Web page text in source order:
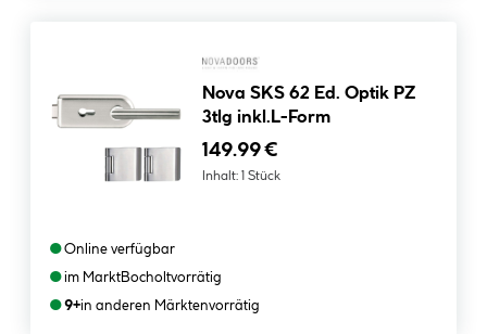
Nova SKS 62 Ed. Optik PZ
3tlg inkl.L-Form
149.99 €
Inhalt: 1 Stück
●Online verfügbar
●im MarktBocholtvorrätig
●9+in anderen Märktenvorrätig